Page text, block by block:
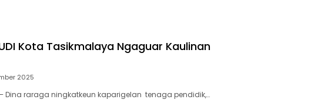
Kota Tasikmalaya Ngaguar Kaulinan
2025
– Dina raraga ningkatkeun kaparigelan tenaga pendidik,…